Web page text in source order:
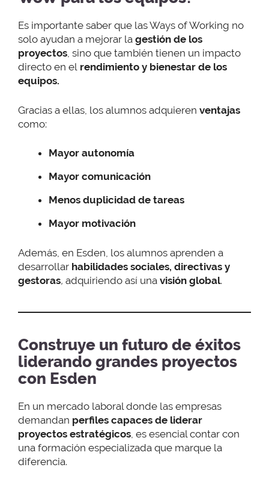
Es importante saber que las Ways of Working no
solo ayudan a mejorar la gestión de los
proyectos, sino que también tienen un impacto
directo en el rendimiento y bienestar de los
equipos.
Gracias a ellas, los alumnos adquieren ventajas
como:
Mayor autonomía
Mayor comunicación
Menos duplicidad de tareas
Mayor motivación
Además, en Esden, los alumnos aprenden a
desarrollar habilidades sociales, directivas y
gestoras, adquiriendo así una visión global.
Construye un futuro de éxitos
liderando grandes proyectos
con Esden
En un mercado laboral donde las empresas
demandan perfiles capaces de liderar
proyectos estratégicos , es esencial contar con
una formación especializada que marque la
diferencia.